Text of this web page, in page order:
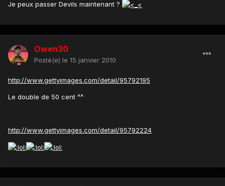
Je peux passer Devils maintenant ?
Owen30
Posté(e) le 15 janvier 2010
http://www.gettyimages.com/detail/95792195
Le double de 50 cent ^^
http://www.gettyimages.com/detail/95792224